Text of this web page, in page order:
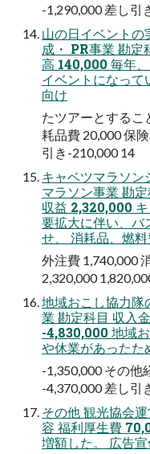
-1,290,000 差し引
山の日イベントの
成・ PR事業 勘定
高 140,000 毎年
イベントになって
向け
たツアーとするこ
耗品費 20,000 保
引き-210,000 14
キャベツマラソン
マラソン事業 勘
収益 2,320,000
要拡大に伴い、バ
せ、 消耗品、燃料
外注費 1,740,000
2,320,000
地域おこし協力隊
業 勘定科目 収入
-4,830,000 地域
や休業があったた
-1,350,000 その他
-4,370,000 差し引
その他 観光協会
容 福利厚生費
増額した。 広告